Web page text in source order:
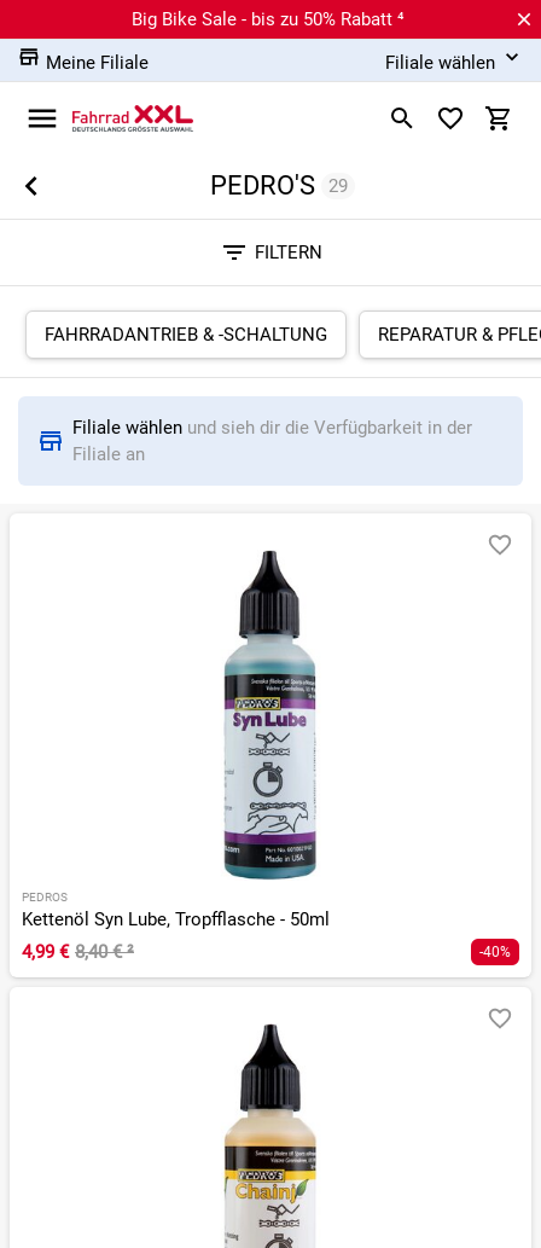
Big Bike Sale - bis zu 50% Rabatt ⁴
Meine Filiale
Filiale wählen
PEDRO'S 29
FAHRRADANTRIEB & -SCHALTUNG REPARATUR &
FILTERN
Filiale wählen und sieh dir die Verfügbarkeit in der
Filiale an
PEDROS
Kettenöl Syn Lube, Tropfflasche - 50ml
4,99 € 8,40 €² -40%